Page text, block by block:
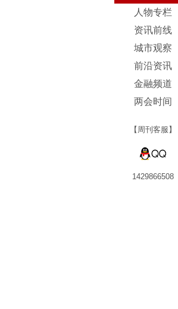
人物专栏
资讯前线
城市观察
前沿资讯
金融频道
两会时间
【周刊客服】
1429866508